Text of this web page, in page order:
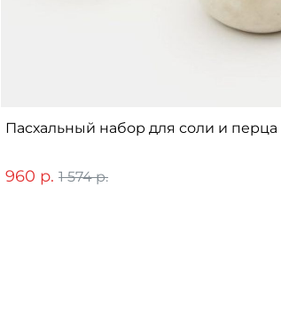
Пасхальный набор для соли и перца
960 р. 1 574 р.